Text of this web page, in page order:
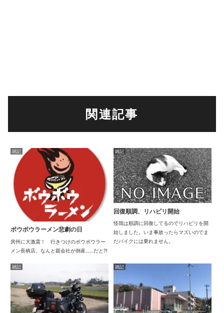
関連記事
雑記
ボウボウラーメン悲劇の日
房州に大激震！ 行きつけのボウボウラー
メン長柄店、なんと親会社が倒産……だと?!
雑記
回復順調、リハビリ開始
怪我は順調に回復してるのでリハビリを開
始しました。いま事故ったらマズいのでま
だバイクには乗れません。
雑記 雑記